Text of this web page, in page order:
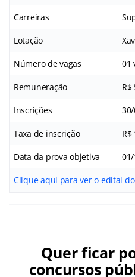
Carreiras
Lotação
Número de vagas 01
Remuneração R$
Inscrições
Taxa de inscrição R$
Data da prova objetiva
Clique aqui para ver o edital
Quer ficar
concursos